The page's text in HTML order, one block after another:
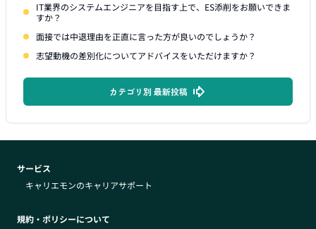
IT業界のシステムエンジニアを目指す上で、ES添削をお願いできま
すか？
面接では中退理由を正直に言った方が良いのでしょうか？
志望動機の差別化についてアドバイスをいただけますか？
カテゴリ別 最新投稿
サービス
キャリエモンのキャリアサポート
規約・ポリシーについて